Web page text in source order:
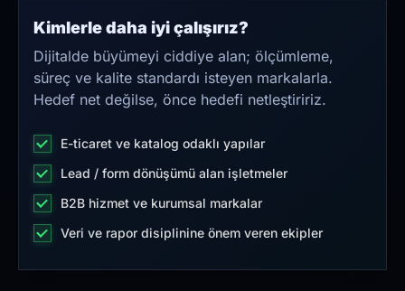
Kimlerle daha iyi çalışırız?
Dijitalde büyümeyi ciddiye alan; ölçümleme,
süreç ve kalite standardı isteyen markalarla.
Hedef net değilse, önce hedefi netleştiririz.
E-ticaret ve katalog odaklı yapılar
Lead / form dönüşümü alan işletmeler
B2B hizmet ve kurumsal markalar
Veri ve rapor disiplinine önem veren ekipler